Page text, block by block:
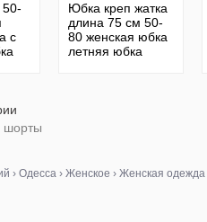
с
Юбка креп жатка
длина 75 см 50-
80 женская юбка
летняя юбка
шорты
› Одесса › Женское › Женская одежда